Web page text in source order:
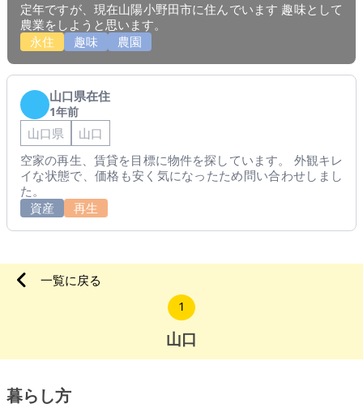
定年ですが、現在山陽小野田市に住んでいます 趣味として
農業をしようと思います。
永住
趣味 農園
山口県在住
1年前
山口県
山口
空家の再生、賃貸を目標に物件を探しています。 外観キレ
イな状態で、価格も安く気になったため問い合わせしまし
た。
資産
再生
一覧に戻る
1
山口
暮らし方